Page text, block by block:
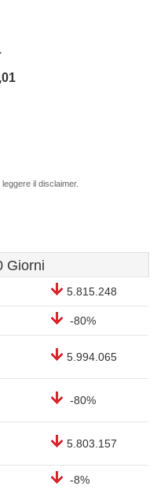
il disclaimer.
Giorni
5.815.248
-80%
5.994.065
-80%
5.803.157
-8%